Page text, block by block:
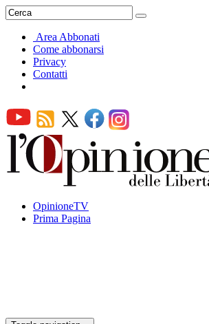
Area Abbonati
Come abbonarsi
Privacy
Contatti
OpinioneTV
Prima Pagina